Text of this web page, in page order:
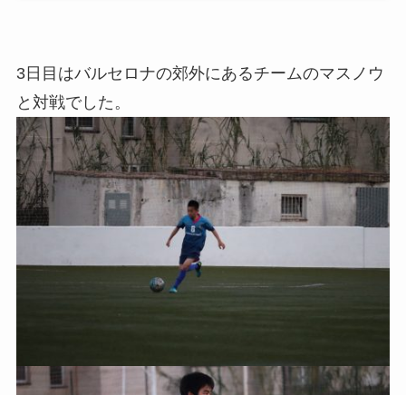
3日目はバルセロナの郊外にあるチームのマスノウ
と対戦でした。